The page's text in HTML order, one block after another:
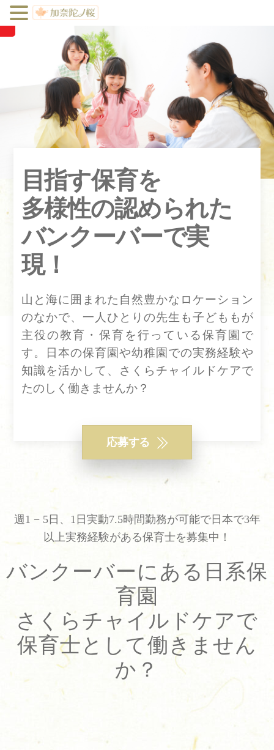
Skip
Menu
目指す保育を
多様性の認められた
バンクーバーで実
現！
山と海に囲まれた自然豊かなロケーション
のなかで、一人ひとりの先生も子どももが
主役の教育・保育を行っている保育園で
す。日本の保育園や幼稚園での実務経験や
知識を活かして、さくらチャイルドケアで
たのしく働きませんか？
応募する
週1 − 5日、1日実動7.5時間勤務が可能で日本で3年
以上実務経験がある保育士を募集中！
バンクーバーにある日系保
育園
さくらチャイルドケアで
保育士として働きません
か？